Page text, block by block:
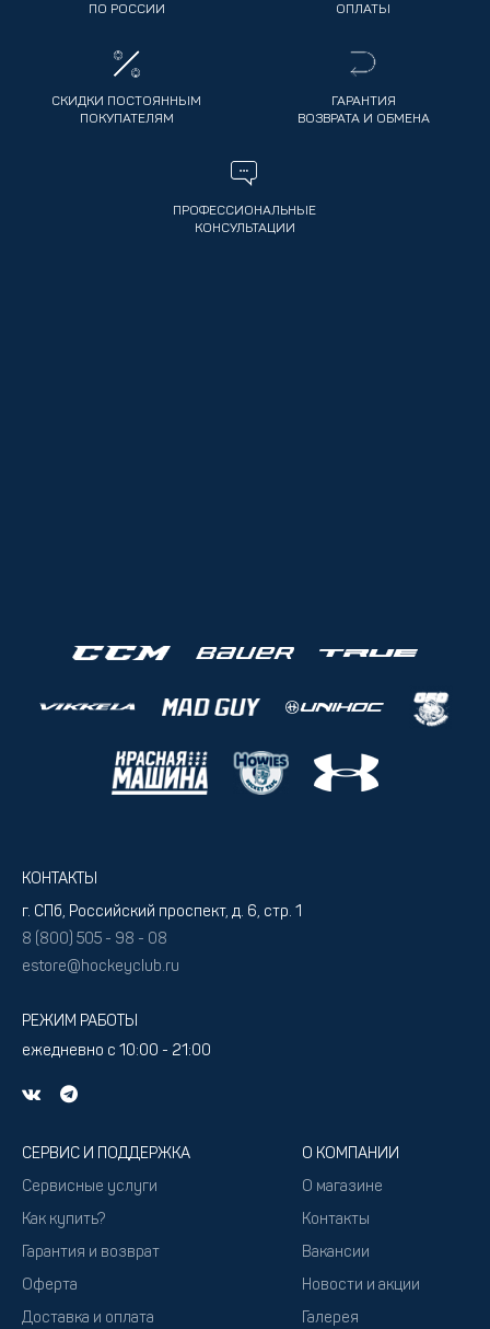
ПО РОССИИ
ОПЛАТЫ
СКИДКИ ПОСТОЯННЫМ
ПОКУПАТЕЛЯМ
ГАРАНТИЯ
ВОЗВРАТА И ОБМЕНА
ПРОФЕССИОНАЛЬНЫЕ
КОНСУЛЬТАЦИИ
КОНТАКТЫ
г. СПб, Российский проспект, д. 6, стр. 1
8 (800) 505 - 98 - 08
estore@hockeyclub.ru
РЕЖИМ РАБОТЫ
ежедневно с 10:00 - 21:00
СЕРВИС И ПОДДЕРЖКА
Сервисные услуги
Как купить?
Гарантия и возврат
Оферта
Доставка и оплата
О КОМПАНИИ
О магазине
Контакты
Вакансии
Новости и акции
Галерея